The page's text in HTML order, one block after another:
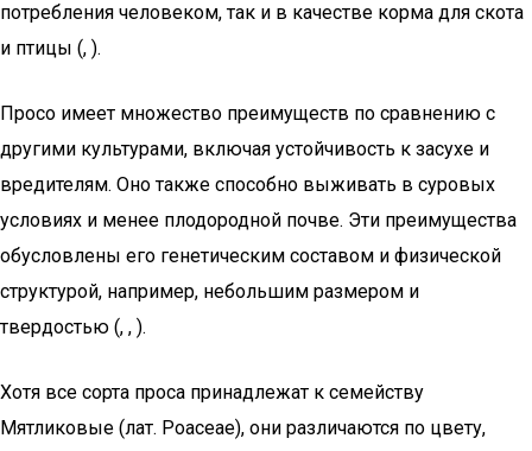
потребления человеком, так и в качестве корма для скота
и птицы (, ).
Просо имеет множество преимуществ по сравнению с
другими культурами, включая устойчивость к засухе и
вредителям. Оно также способно выживать в суровых
условиях и менее плодородной почве. Эти преимущества
обусловлены его генетическим составом и физической
структурой, например, небольшим размером и
твердостью (, , ).
Хотя все сорта проса принадлежат к семейству
Мятликовые (лат. Poaceae), они различаются по цвету,